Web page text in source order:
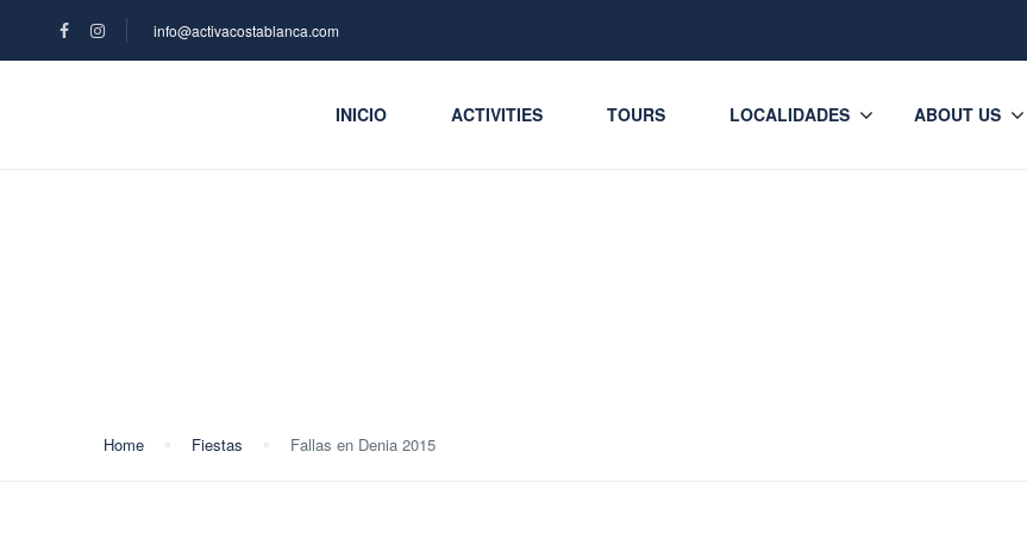
info@activacostablanca.com
INICIO ACTIVITIES TOURS LOCALIDADES ABOUT US
Home Fiestas Fallas en Denia 2015